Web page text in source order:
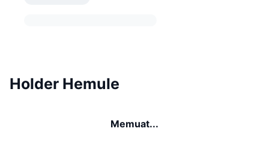
Holder Hemule
Memuat...